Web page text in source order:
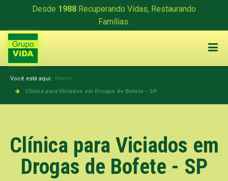
Desde 1988 Recuperando Vidas, Restaurando
Famílias.
Você está aqui: Home
Clínica para Viciados em Drogas de Bofete - SP
Clínica para Viciados em
Drogas de Bofete - SP